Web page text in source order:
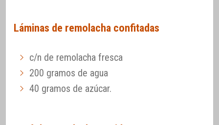
Láminas de remolacha confitadas
c/n de remolacha fresca
200 gramos de agua
40 gramos de azúcar.